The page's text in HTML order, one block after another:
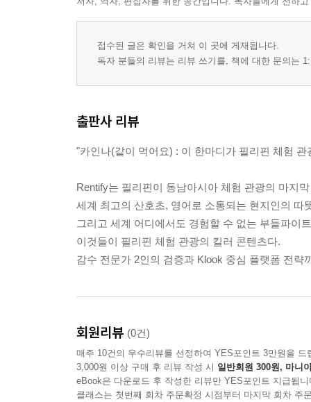
접수된 글은 확인을 거쳐 이 곳에 게재됩니다.
독자 분들의 리뷰는 리뷰 쓰기를, 책에 대한 문의는
출판사 리뷰
"카인나(같이 먹어요) : 이 한마디가 필리핀 체험 관
Rentify는 필리핀이 동남아시아 체험 관광의 마지
세계 최고의 산호초, 영어로 소통되는 현지인의 따
그리고 세계 어디에서도 경험할 수 없는 부들파이
이것들이 필리핀 체험 관광의 킬러 콘텐츠다.
감수 전문가 2인의 검증과 Klook 중심 플랫폼 전
회원리뷰 (0건)
매주 10건의 우수리뷰를 선정하여 YES포인트 3만원을 드
3,000원 이상 구매 후 리뷰 작성 시 일반회원 300원, 마니
eBook은 다운로드 후 작성한 리뷰만 YES포인트 지급됩니
클래스는 첫번째 회차 주문확정 시점부터 마지막 회차 주